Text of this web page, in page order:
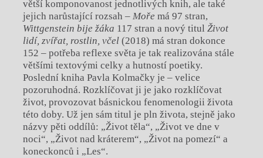
větší komponovanost jednotlivých knih, ale také
jejich narůstající rozsah – Moře má 97 stran,
Wittgenstein bije žáka 117 stran a nový titul Život
lidí, zvířat, rostlin, včel(2018) má stran dokonce
152 – potřeba reflexe světa je tak realizována stále
většími textovými celky a hutností poetiky.
Poslední kniha Pavla Kolmačky je – velice
pozoruhodná. Rozklíčovat ji je jako rozklíčovat
život, provozovat básnickou fenomenologii života
této doby. Už jen sám titul je pln života, stejně jako
názvy pěti oddílů: „Život těla“, „Život ve dne v
noci“, „Život nad kráterem“, „Život na pomezí“ a
koneckonců i „Les“.